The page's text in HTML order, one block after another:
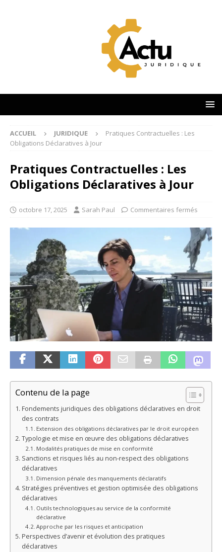
ACCUEIL JURIDIQUE
Pratiques Contractuelles : Les
Obligations Déclaratives à Jour
Pratiques Contractuelles : Les
Obligations Déclaratives à Jour
octobre 17, 2025 Sarah Paul Commentaires fermés
Contenu de la page
Fondements juridiques des obligations déclaratives en droit
des contrats
Extension des obligations déclaratives par le droit européen
Typologie et mise en œuvre des obligations déclaratives
Modalités pratiques de mise en conformité
Sanctions et risques liés au non-respect des obligations
déclaratives
Dimension pénale des manquements déclaratifs
Stratégies préventives et gestion optimisée des obligations
déclaratives
Outils technologiques au service de la conformité
déclarative
Approche par les risques et anticipation
Perspectives d’avenir et évolution des pratiques
déclaratives